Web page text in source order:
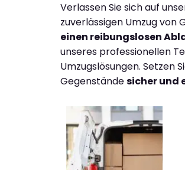
Verlassen Sie sich auf
zuverlässigen Umzug von
einen reibungslosen
unseres professionellen
Umzugslösungen. Setzen
Gegenständesicher und